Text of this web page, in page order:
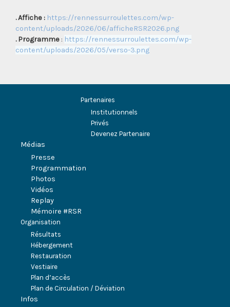
. Affiche : https://rennessurroulettes.com/wp-
content/uploads/2026/06/afficheRSR2026.png
. Programme : https://rennessurroulettes.com/wp-
content/uploads/2026/05/verso-3.png
Partenaires
Institutionnels
Privés
Devenez Partenaire
Médias
Presse
Programmation
Photos
Vidéos
Replay
Mémoire #RSR
Organisation
Résultats
Hébergement
Restauration
Vestiaire
Plan d’accès
Plan de Circulation / Déviation
Infos